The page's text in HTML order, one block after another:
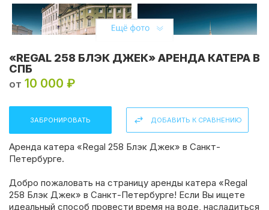
«REGAL 258 БЛЭК ДЖЕК» АРЕНДА КАТЕРА В
СПБ
от 10 000 ₽
ЗАБРОНИРОВАТЬ ДОБАВИТЬ К СРАВНЕНИЮ
Аренда катера «Regal 258 Блэк Джек» в Санкт-
Петербурге.
Добро пожаловать на страницу аренды катера «Regal
258 Блэк Джек» в Санкт-Петербурге! Если Вы ищете
идеальный способ провести время на воде, насладиться